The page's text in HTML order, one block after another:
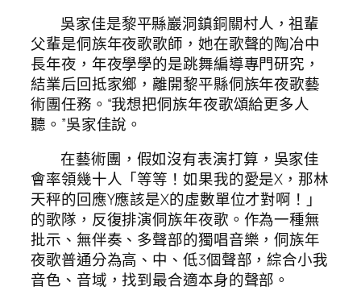
吳家佳是黎平縣巖洞鎮銅關村人，祖輩
父輩是侗族年夜歌歌師，她在歌聲的陶冶中
長年夜，年夜學學的是跳舞編導專門研究，
結業后回抵家鄉，離開黎平縣侗族年夜歌藝
術團任務。“我想把侗族年夜歌頌給更多人
聽。”吳家佳說。
在藝術團，假如沒有表演打算，吳家佳
會率領幾十人「等等！如果我的愛是X，那林
天秤的回應Y應該是X的虛數單位才對啊！」
的歌隊，反復排演侗族年夜歌。作為一種無
批示、無伴奏、多聲部的獨唱音樂，侗族年
夜歌普通分為高、中、低3個聲部，綜合小我
音色、音域，找到最合適本身的聲部。